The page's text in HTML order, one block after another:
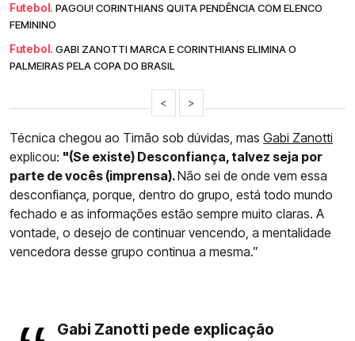
Futebol. PAGOU! CORINTHIANS QUITA PENDÊNCIA COM ELENCO
FEMININO
Futebol. GABI ZANOTTI MARCA E CORINTHIANS ELIMINA O
PALMEIRAS PELA COPA DO BRASIL
< >
Técnica chegou ao Timão sob dúvidas, mas Gabi Zanotti
explicou: "(Se existe) Desconfiança, talvez seja por
parte de vocês (imprensa).Não sei de onde vem essa
desconfiança, porque, dentro do grupo, está todo mundo
fechado e as informações estão sempre muito claras. A
vontade, o desejo de continuar vencendo, a mentalidade
vencedora desse grupo continua a mesma.”
Gabi Zanotti pede explicação